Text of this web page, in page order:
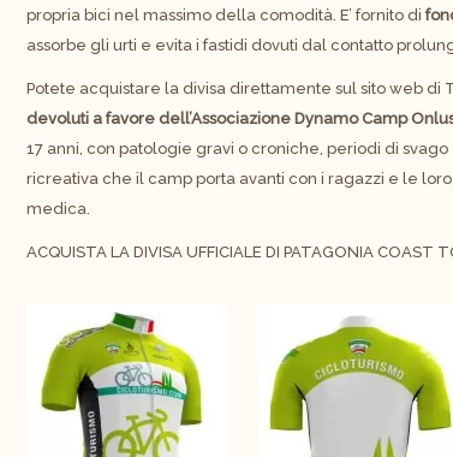
propria bici nel massimo della comodità. E’ fornito di
assorbe gli urti e evita i fastidi dovuti dal contatto
Potete acquistare la divisa direttamente sul sito web di
devoluti a favore dell’Associazione Dynamo Camp
17 anni, con patologie gravi o croniche, periodi di
ricreativa che il camp porta avanti con i ragazzi e le
medica.
ACQUISTA LA DIVISA UFFICIALE DI PATAGONIA COAST